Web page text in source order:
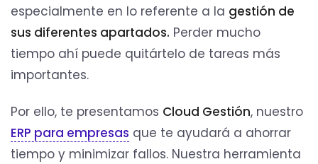
especialmente en lo referente a la gestión de
sus diferentes apartados. Perder mucho
tiempo ahí puede quitártelo de tareas más
importantes.
Por ello, te presentamos Cloud Gestión, nuestro
ERP para empresas que te ayudará a ahorrar
tiempo y minimizar fallos. Nuestra herramienta